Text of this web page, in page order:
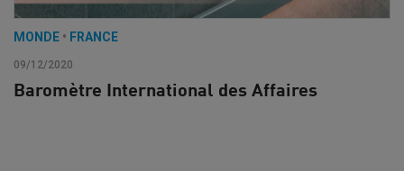
MONDE • FRANCE
09/12/2020
Baromètre International des Affaires